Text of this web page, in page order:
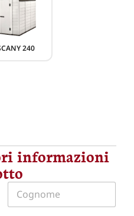
240
informazioni